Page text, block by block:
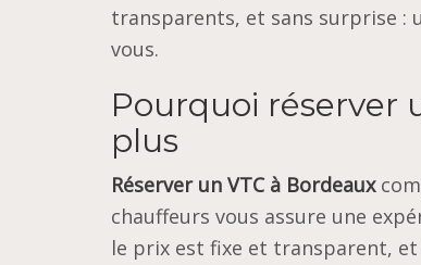
transparents, et sans surprise
vous.
Pourquoi réserver
plus
Réserver un VTC à Bordeaux
chauffeurs vous assure une
le prix est fixe et transparent, et